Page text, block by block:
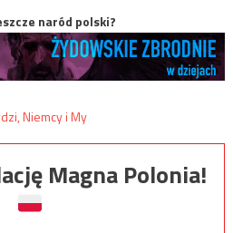
naród polski?
Magna Polonia!